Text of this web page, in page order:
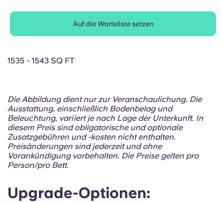
Portuguese
Auf die Warteliste setzen
1535 - 1543 SQ FT
Die Abbildung dient nur zur Veranschaulichung. Die
Ausstattung, einschließlich Bodenbelag und
Beleuchtung, variiert je nach Lage der Unterkunft. In
diesem Preis sind obligatorische und optionale
Zusatzgebühren und -kosten nicht enthalten.
Preisänderungen sind jederzeit und ohne
Vorankündigung vorbehalten. Die Preise gelten pro
Person/pro Bett.
Upgrade-Optionen: